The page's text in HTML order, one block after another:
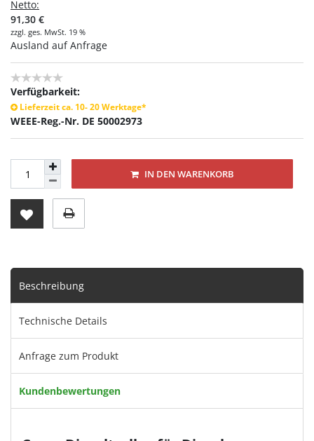
Netto:
91,30 €
zzgl. ges. MwSt. 19 %
Ausland auf Anfrage
Verfügbarkeit:
Lieferzeit ca. 10- 20 Werktage*
WEEE-Reg.-Nr. DE 50002973
IN DEN WARENKORB
Beschreibung
Technische Details
Anfrage zum Produkt
Kundenbewertungen